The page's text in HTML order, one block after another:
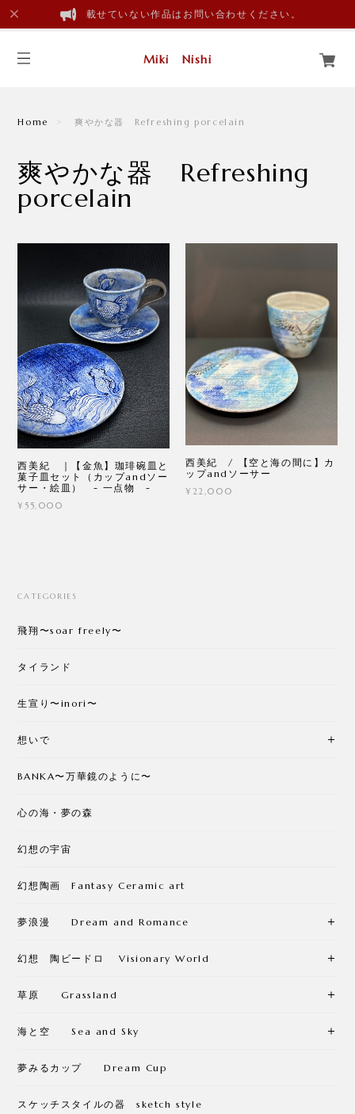
載せていない作品はお問い合わせください。
Miki Nishi
Home 爽やかな器 Refreshing porcelain
爽やかな器 Refreshing
porcelain
西美紀 ｜【金魚】珈琲碗皿と
菓子皿セット（カップandソー
サー・絵皿） - 一点物 -
¥55,000
西美紀 / 【空と海の間に】カ
ップandソーサー
¥22,000
CATEGORIES
飛翔〜soar freely〜
タイランド
生宣り〜inori〜
想いで
BANKA〜万華鏡のように〜
心の海・夢の森
幻想の宇宙
幻想陶画 Fantasy Ceramic art
夢浪漫 Dream and Romance
幻想 陶ビードロ Visionary World
草原 Grassland
海と空 Sea and Sky
夢みるカップ Dream Cup
スケッチスタイルの器 sketch style